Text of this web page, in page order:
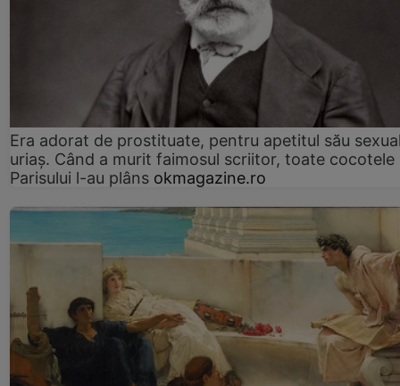
Era adorat de prostituate, pentru apetitul său
uriaș. Când a murit faimosul scriitor, toate cocotele
Parisului l-au plâns okmagazine.ro